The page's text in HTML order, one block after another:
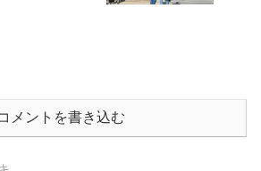
メントを書き込む